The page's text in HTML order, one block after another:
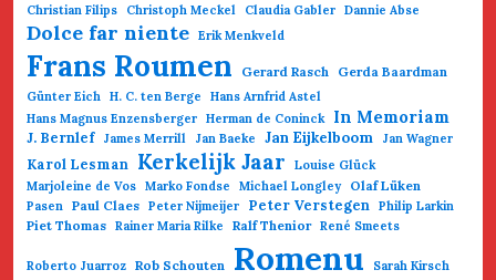
Christian Filips
Christoph Meckel Claudia Gabler Dannie Abse
Dolce far niente Erik Menkveld
Frans Roumen Gerard Rasch Gerda Baardman
Günter Eich H. C. ten Berge
Hans Arnfrid Astel
Hans Magnus Enzensberger Herman de Coninck In Memoriam
J. Bernlef James Merrill Jan Baeke Jan Eijkelboom Jan Wagner
Karol Lesman Kerkelijk Jaar
Louise Glück
Marjoleine de Vos Marko Fondse Michael Longley Olaf Lüken
Pasen Paul Claes Peter Nijmeijer Peter Verstegen Philip Larkin
Piet Thomas Rainer Maria Rilke Ralf Thenior René Smeets
Roberto Juarroz Rob Schouten Romenu Sarah Kirsch